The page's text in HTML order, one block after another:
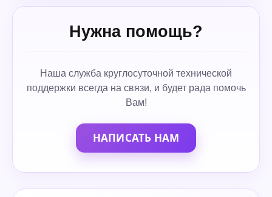
Нужна помощь?
Наша служба круглосуточной технической
поддержки всегда на связи, и будет рада помочь
Вам!
НАПИСАТЬ НАМ